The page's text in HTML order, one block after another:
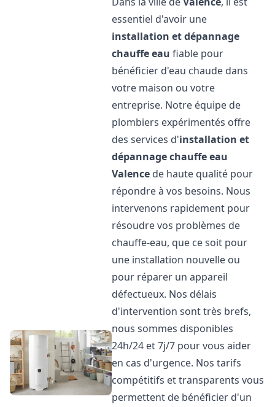
essentiel d'avoir une
installation et dépannage
chauffe eau fiable pour
bénéficier d'eau chaude dans
votre maison ou votre
entreprise. Notre équipe de
plombiers expérimentés offre
des services d'installation et
dépannage chauffe eau
Valence de haute qualité pour
répondre à vos besoins. Nous
intervenons rapidement pour
résoudre vos problèmes de
chauffe-eau, que ce soit pour
une installation nouvelle ou
pour réparer un appareil
défectueux. Nos délais
d'intervention sont très brefs,
nous sommes disponibles
24h/24 et 7j/7 pour vous aider
en cas d'urgence. Nos tarifs
compétitifs et transparents vous
permettent de bénéficier d'un